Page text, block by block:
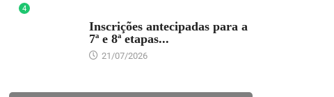
4
Inscrições antecipadas para a
7ª e 8ª etapas...
21/07/2026